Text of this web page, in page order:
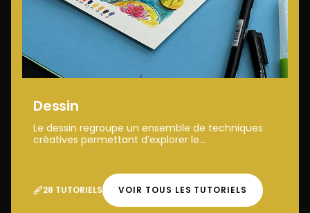
Dessin
Le dessin regroupe un ensemble de techniques
créatives permettant d’explorer le...
28 TUTORIELS VOIR TOUS LES TUTORIELS